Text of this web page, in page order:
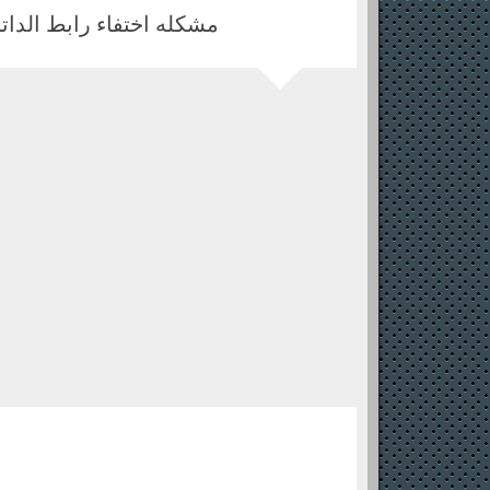
مشكله اختفاء رابط الداتا